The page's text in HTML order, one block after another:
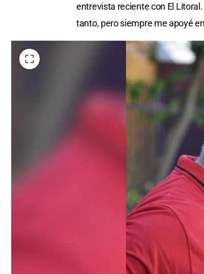
entrevista reciente con El
tanto, pero siempre me apoyé